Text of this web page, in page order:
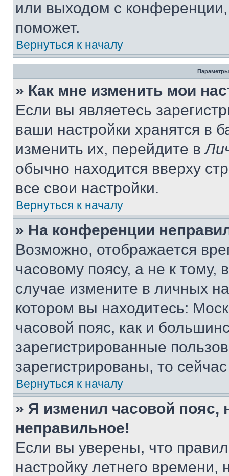
или выходом с
поможет.
Вернуться к началу
Параметры
» Как мне изменить мои
Если вы являетесь
ваши настройки хранятся в
изменить их, перейдите в
обычно находится вверху
все свои настройки.
Вернуться к началу
» На конференции
Возможно, отображается
часовому поясу, а не к тому,
случае измените в личных
котором вы находитесь:
часовой пояс, как и
зарегистрированные
зарегистрированы, то
Вернуться к началу
» Я изменил часовой пояс,
неправильное!
Если вы уверены, что
настройку летнего